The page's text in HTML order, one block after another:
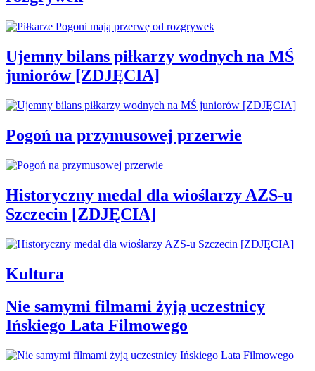
Ujemny bilans piłkarzy wodnych na MŚ
juniorów [ZDJĘCIA]
Pogoń na przymusowej przerwie
Historyczny medal dla wioślarzy AZS-u
Szczecin [ZDJĘCIA]
Kultura
Nie samymi filmami żyją uczestnicy
Ińskiego Lata Filmowego